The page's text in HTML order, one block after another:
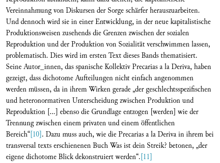
Vereinnahmung von Diskursen der Sorge schärfer herauszuarbeiten.
Und dennoch wird sie in einer Entwicklung, in der neue kapitalistische
Produktionsweisen zusehends die Grenzen zwischen der sozia­len
Reproduktion und der Produktion von Sozialität verschwimmen lassen,
problematisch. Dies wird im ersten Text dieses Bands thematisiert.
Seine Autor_innen, das spanische Kollektiv Precarias a la Deriva, haben
gezeigt, dass dichotome Aufteilungen nicht einfach angenommen
werden müssen, da in ihrem Wirken gerade „der geschlechtsspezifischen
und heteronormativen Unterscheidung zwischen Produktion­ und
Reproduk­tion […] ebenso die Grundlage entzogen [werden] wie der
Trennung zwischen einem privaten und einem öffentlichen
Bereich“[10]. Dazu muss auch, wie die Precarias a la Deriva­ in ihrem bei
transversal texts erschienenen Buch Was ist dein Streik? betonen, „der
eigene dichotome Blick dekonstruiert werden“.[11]